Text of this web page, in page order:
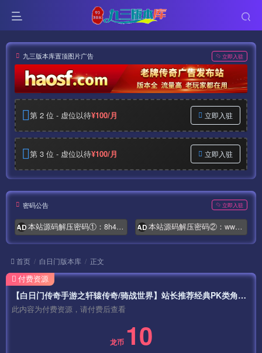
九三版本库置顶图片广告 立即入驻
第 2 位 - 虚位以待¥100/月 立即入驻
第 3 位 - 虚位以待¥100/月 立即入驻
密码公告 立即入驻
AD 本站源码解压密码①：8h4.com AD 本站源码解压密码②：www.syymw.com
首页 白日门版本库 正文
【白日门传奇手游之轩辕传奇/骑战世界】站长推荐经典PK类角色扮演动作手游最新打包Win服务端源码视频架设教程-更新坐骑-元神-魂环-GM总后台！
此内容为付费资源，请付费后查看
龙币 10
付费资源